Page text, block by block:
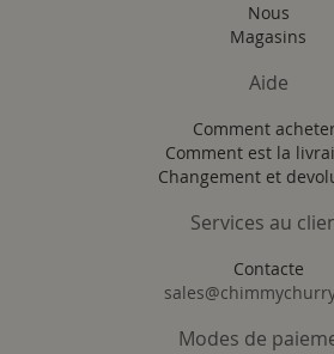
Nous
Magasins
Aide
Comment
Comment est la
Changement et
Services au
Contacte
Modes de